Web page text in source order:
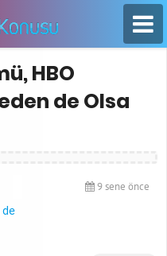
HBO
de Olsa
de
9 sene önce